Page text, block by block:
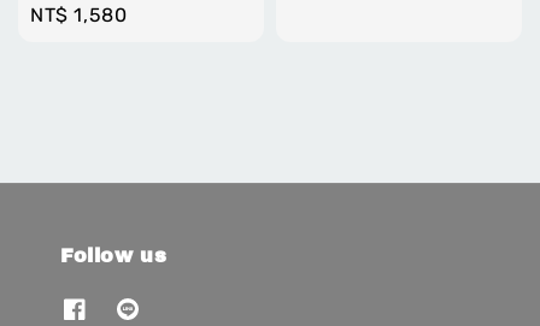
Regular
NT$ 1,580
Follow us